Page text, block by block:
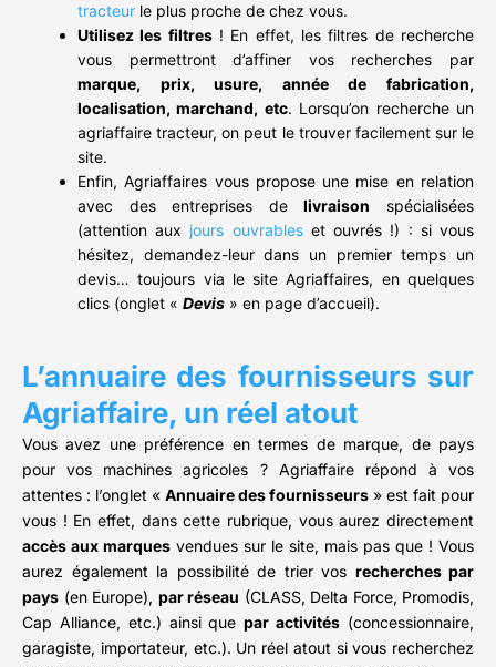
tracteur le plus proche de chez vous.
Utilisez les filtres! En effet, les filtres de recherche
vous permettront d’affiner vos recherches par
marque, prix, usure, année de fabrication,
localisation, marchand, etc. Lorsqu’on recherche un
agriaffaire tracteur, on peut le trouver facilement sur le
site.
Enfin, Agriaffaires vous propose une mise en relation
avec des entreprises delivraison spécialisées
(attention aux jours ouvrableset ouvrés !) : si vous
hésitez, demandez-leur dans un premier temps un
devis… toujours via le site Agriaffaires, en quelques
clics (onglet « Devis » en page d’accueil).
L’annuaire des fournisseurs sur
Agriaffaire, un réel atout
Vous avez une préférence en termes de marque, de pays
pour vos machines agricoles ? Agriaffaire répond à vos
attentes : l’onglet « Annuaire des fournisseurs » est fait pour
vous ! En effet, dans cette rubrique, vous aurez directement
accès aux marques vendues sur le site, mais pas que ! Vous
aurez également la possibilité de trier vos recherches par
pays (en Europe), par réseau (CLASS, Delta Force, Promodis,
Cap Alliance, etc.) ainsi quepar activités (concessionnaire,
garagiste, importateur, etc.). Un réel atout si vous recherchez